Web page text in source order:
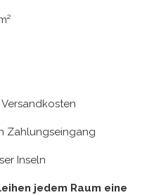
Zahlungseingang
Inseln
jedem Raum eine